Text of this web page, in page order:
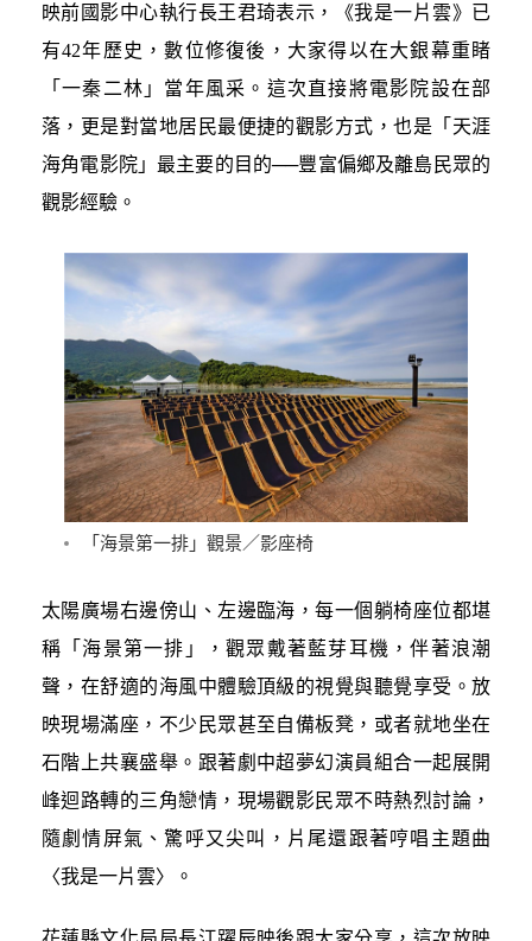
映前國影中心執行長王君琦表示，《我是一片雲》已
有42年歷史，數位修復後，大家得以在大銀幕重睹
「一秦二林」當年風采。這次直接將電影院設在部
落，更是對當地居民最便捷的觀影方式，也是「天涯
海角電影院」最主要的目的──豐富偏鄉及離島民眾的
觀影經驗。
「海景第一排」觀景／影座椅
太陽廣場右邊傍山、左邊臨海，每一個躺椅座位都堪
稱「海景第一排」，觀眾戴著藍芽耳機，伴著浪潮
聲，在舒適的海風中體驗頂級的視覺與聽覺享受。放
映現場滿座，不少民眾甚至自備板凳，或者就地坐在
石階上共襄盛舉。跟著劇中超夢幻演員組合一起展開
峰迴路轉的三角戀情，現場觀影民眾不時熱烈討論，
隨劇情屏氣、驚呼又尖叫，片尾還跟著哼唱主題曲
〈我是一片雲〉。